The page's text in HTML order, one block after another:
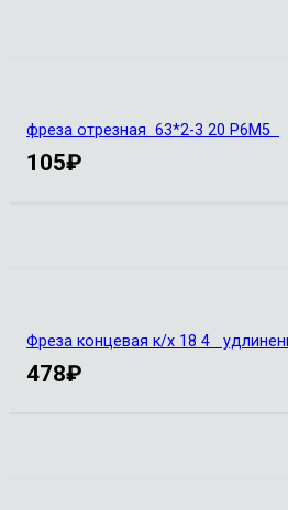
фреза отрезная 63*2-3 20 Р6М5
105₽
Фреза концевая к/х 18 4
478₽